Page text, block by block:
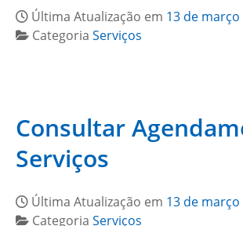
Última Atualização em 13 de março
Categoria Serviços
Consultar
Serviços
Última Atualização em 13 de março
Categoria Serviços